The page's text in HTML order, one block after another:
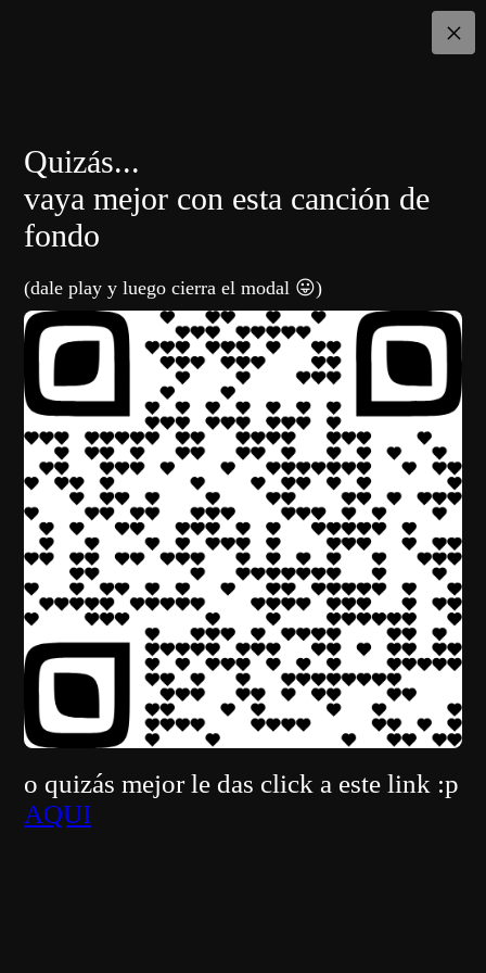
×
Quizás...
vaya mejor con esta canción de
fondo
(dale play y luego cierra el modal 😛)
o quizás mejor le das click a este link :p
AQUI